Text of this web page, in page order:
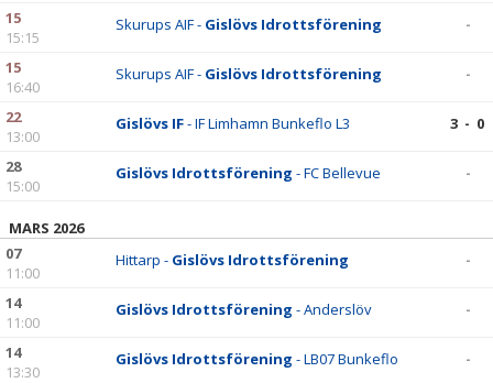
15
15:15
Skurups AIF - Gislövs Idrottsförening -
15
16:40
Skurups AIF - Gislövs Idrottsförening -
22
13:00
Gislövs IF- IF Limhamn Bunkeflo L3 3 - 0
28
15:00
Gislövs Idrottsförening - FC Bellevue -
MARS 2026
07
11:00
Hittarp - Gislövs Idrottsförening -
14
11:00
Gislövs Idrottsförening - Anderslöv -
14
13:30
Gislövs Idrottsförening - LB07 Bunkeflo -